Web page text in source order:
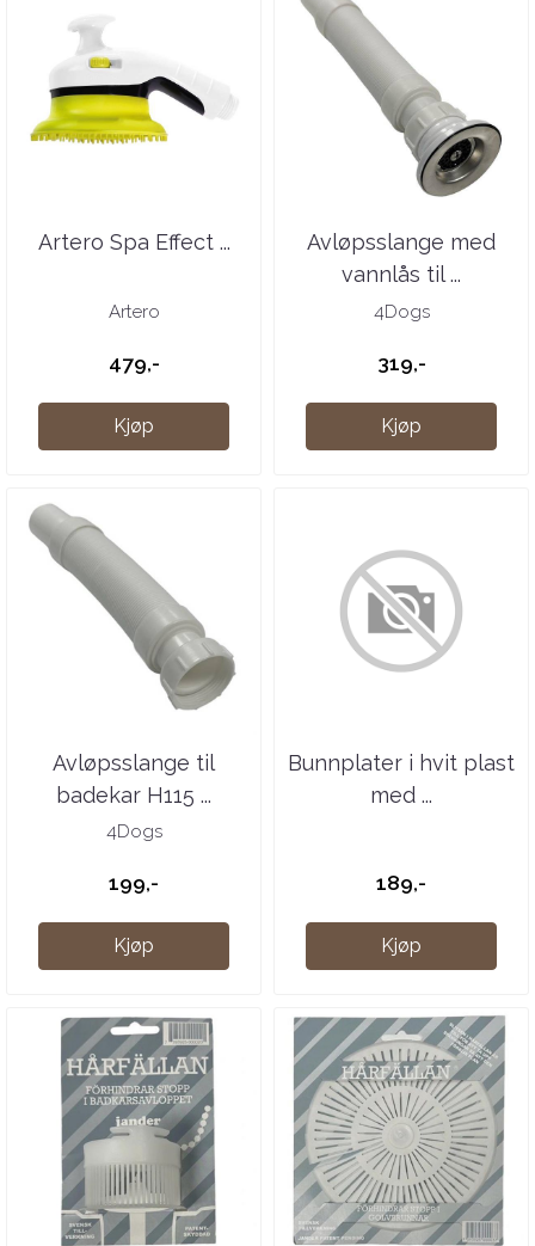
Artero Spa Effect ...
Artero
479,-
Kjøp
Avløpsslange med
vannlås til ...
4Dogs
319,-
Kjøp
Avløpsslange til
badekar H115 ...
4Dogs
199,-
Kjøp
Bunnplater i hvit plast
med ...
189,-
Kjøp